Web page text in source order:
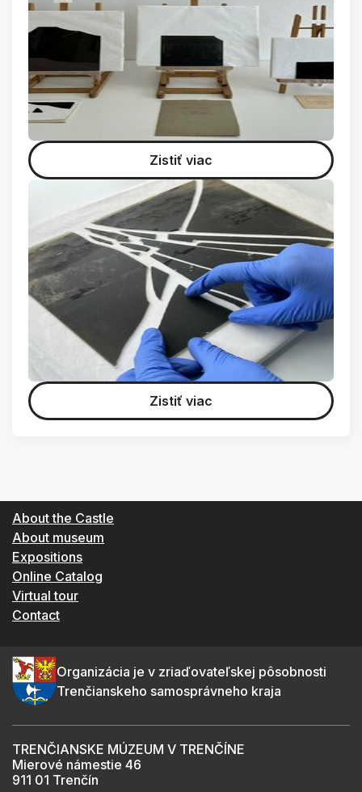
Zistiť viac
Zistiť viac
About the Castle
About museum
Expositions
Online Catalog
Virtual tour
Contact
Organizácia je v zriaďovateľskej pôsobnosti
Trenčianskeho samosprávneho kraja
TRENČIANSKE MÚZEUM V TRENČÍNE
Mierové námestie 46
911 01 Trenčín